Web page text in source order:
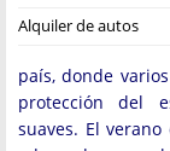
Alquiler de autos
país, donde
protección del
suaves. El